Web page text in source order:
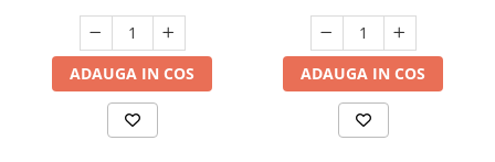
ADAUGA IN COS ADAUGA IN COS